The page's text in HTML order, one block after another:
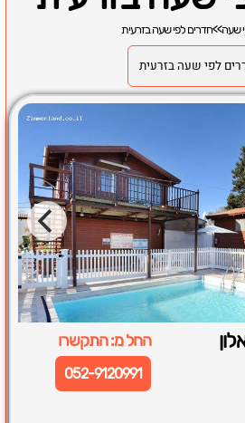
שעה>>חדרים לפי שעה בזרעית
החל מ: התקשרו
052-9120991